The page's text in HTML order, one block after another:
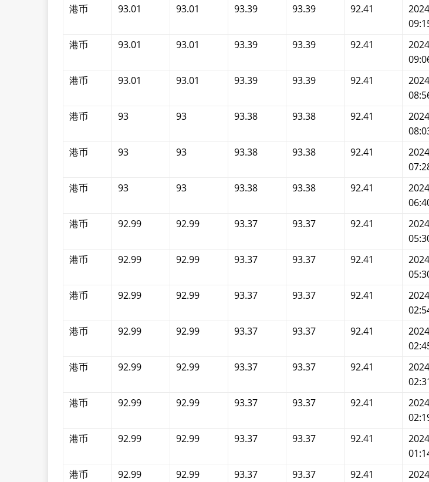
港币
93.01 93.01 93.39 93.39 92.41
港币
93.01 93.01 93.39 93.39 92.41
港币
93.01 93.01 93.39 93.39 92.41
港币
93 93 93.38 93.38 92.41
港币
93 93 93.38 93.38 92.41
港币
93 93 93.38 93.38 92.41
港币
92.99 92.99 93.37 93.37 92.41
港币
92.99 92.99 93.37 93.37 92.41
港币
92.99 92.99 93.37 93.37 92.41
港币
92.99 92.99 93.37 93.37 92.41
港币
92.99 92.99 93.37 93.37 92.41
港币
92.99 92.99 93.37 93.37 92.41
港币
92.99 92.99 93.37 93.37 92.41
港币
92.99 92.99 93.37 93.37 92.41